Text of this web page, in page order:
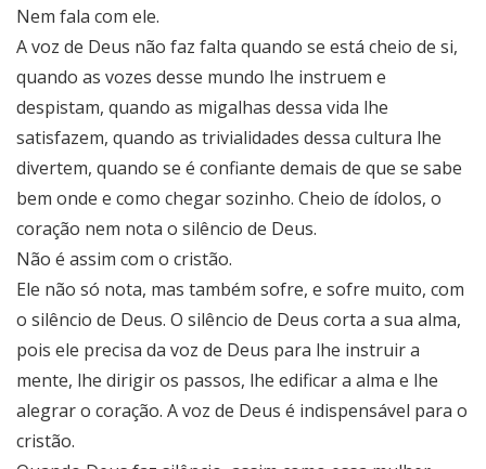
Nem fala com ele.
A voz de Deus não faz falta quando se está cheio de si,
quando as vozes desse mundo lhe instruem e
despistam, quando as migalhas dessa vida lhe
satisfazem, quando as trivialidades dessa cultura lhe
divertem, quando se é confiante demais de que se sabe
bem onde e como chegar sozinho. Cheio de ídolos, o
coração nem nota o silêncio de Deus.
Não é assim com o cristão.
Ele não só nota, mas também sofre, e sofre muito, com
o silêncio de Deus. O silêncio de Deus corta a sua alma,
pois ele precisa da voz de Deus para lhe instruir a
mente, lhe dirigir os passos, lhe edificar a alma e lhe
alegrar o coração. A voz de Deus é indispensável para o
cristão.